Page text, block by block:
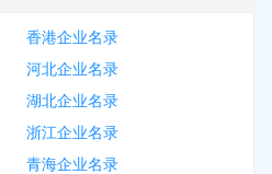
香港企业名录
河北企业名录
湖北企业名录
浙江企业名录
青海企业名录